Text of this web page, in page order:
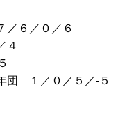
６／０／６
４
団 １／０／５／-５